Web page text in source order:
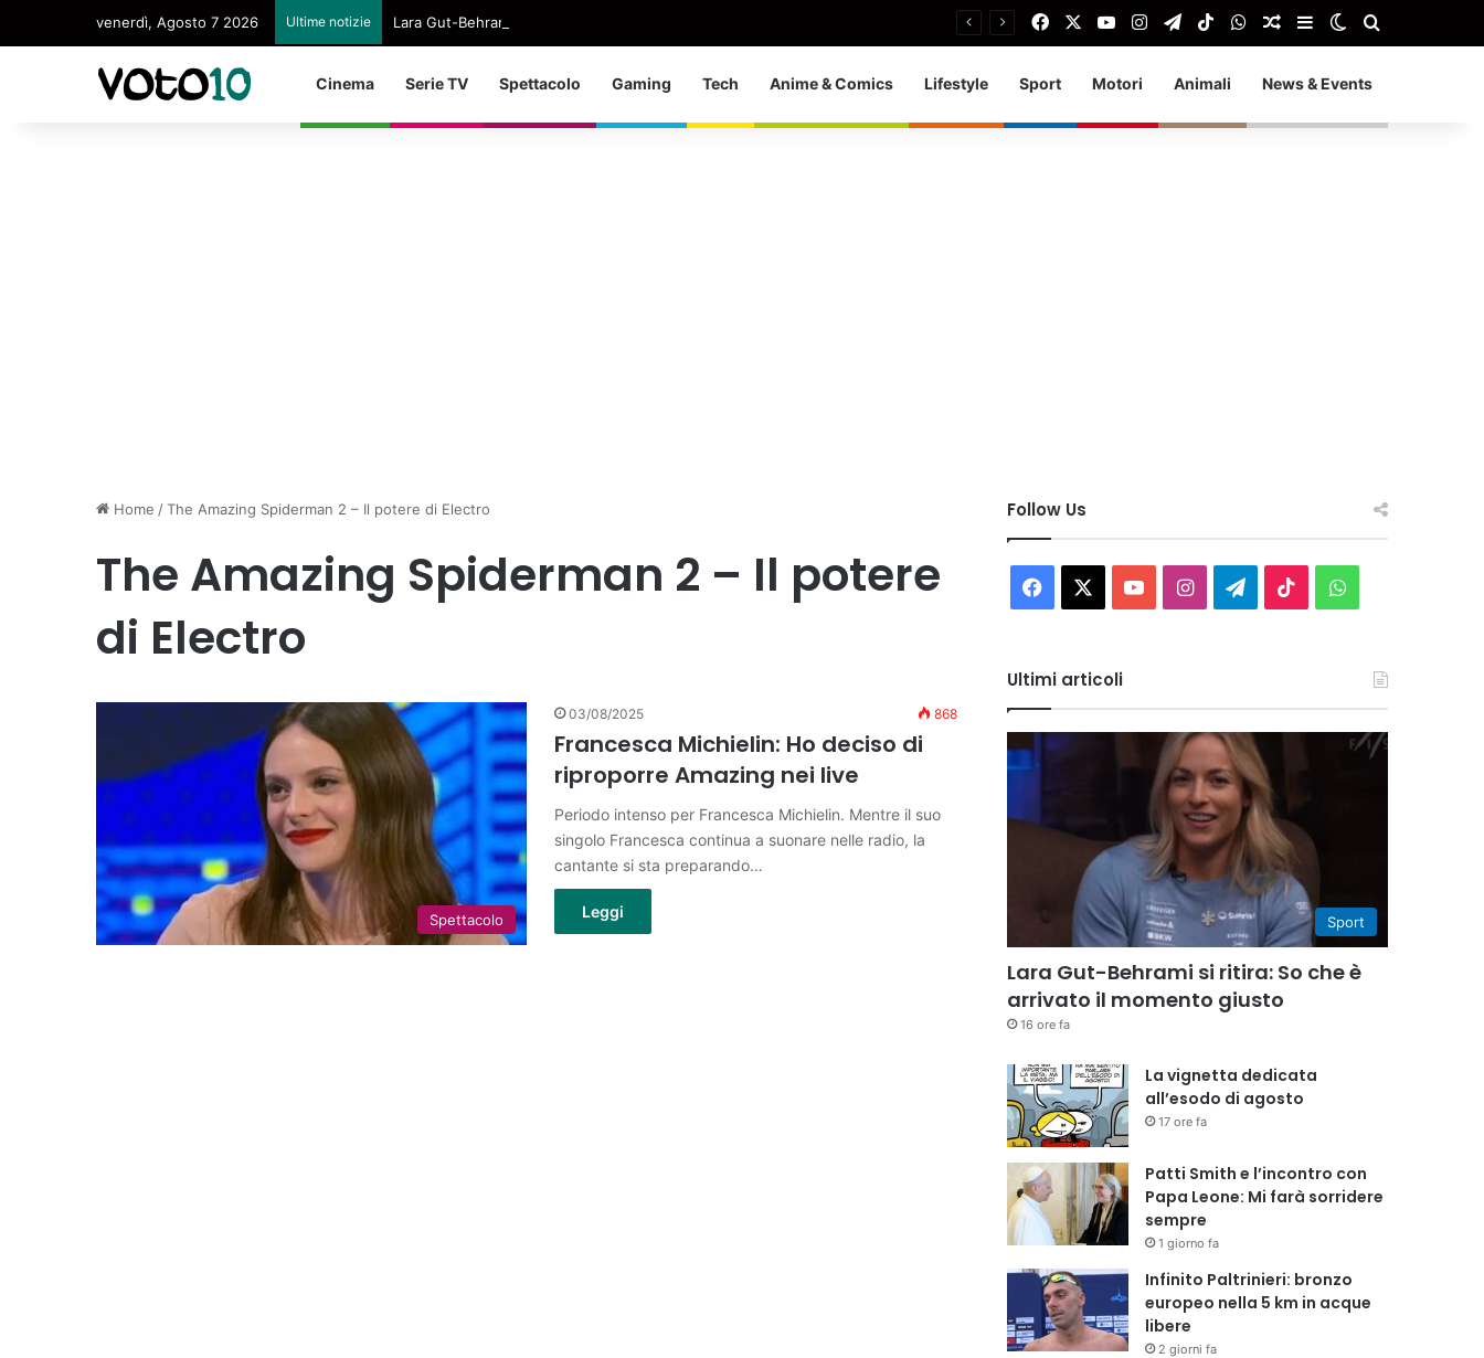
venerdì, Agosto 7 2026 Ultime notizie Lara Gut-Behrami si ritira: So che è arrivato il momento giusto FacebookYou TubeInstagram
TelegramTikTokWhatsApp
Articolo Random
Barra laterale
Cambia aspetto
Cinema Serie TV Spettacolo Gaming Tech Anime & Comics Lifestyle Sport Motori Animali News & Events
Home /The Amazing Spiderman 2 – Il potere di Electro
The Amazing Spiderman 2 – Il potere
di Electro
Spettacolo
03/08/2025 868
Francesca Michielin: Ho deciso di
riproporre Amazing nei live
Periodo intenso per Francesca Michielin. Mentre il suo
singolo Francesca continua a suonare nelle radio, la
cantante si sta preparando…
Leggi
Follow Us
Facebook You InstagramTelegram
TikTokWhatsApp
Ultimi articoli
Sport
Lara Gut-Behrami si ritira: So che è
arrivato il momento giusto
16 ore fa
La vignetta dedicata
all’esodo di agosto
17 ore fa
Patti Smith e l’incontro con
Papa Leone: Mi farà sorridere
sempre
1 giorno fa
Infinito Paltrinieri: bronzo
europeo nella 5 km in acque
libere
2 giorni fa